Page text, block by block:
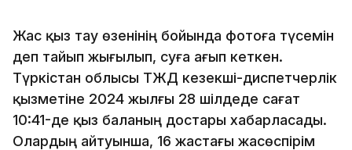
Жас қыз тау өзенінің бойында фотоға түсемін
деп тайып жығылып, суға ағып кеткен.
Түркістан облысы ТЖД кезекші-диспетчерлік
қызметіне 2024 жылғы 28 шілдеде сағат
10:41-де қыз баланың достары хабарласады.
Олардың айтуынша, 16 жастағы жасөспірім